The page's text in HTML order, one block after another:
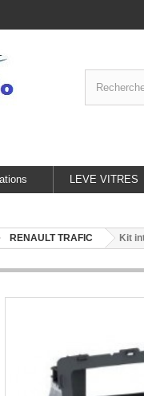
LEVE VITRES
RENAULT TRAFIC Kit